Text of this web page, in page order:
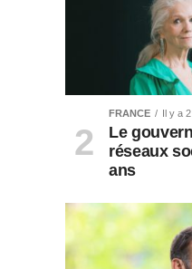
FRANCE Il y a
Le
réseaux
ans